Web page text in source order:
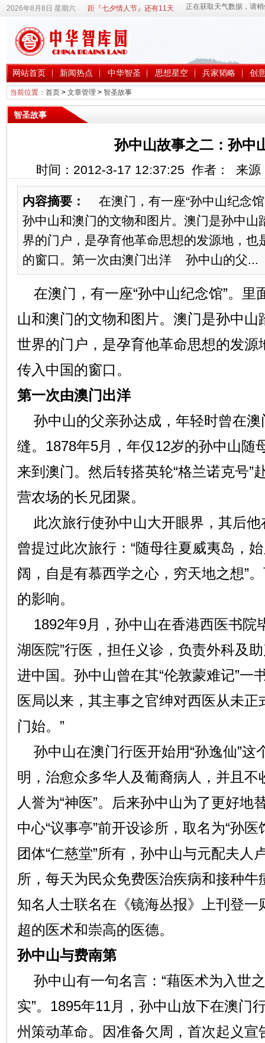
2026年8月8日 星期六 距『七夕情人节』还有11天
网站首页 新闻热点 中华智圣 思想星空 兵家韬略 创
当前位置： 首页> 文章管理 > 智圣故事
智圣故事
孙中山故事之二：孙中
时间：2012-3-17 12:37:25 作者： 来
内容摘要：
在澳门，有一座“孙中山纪念
孙中山和澳门的文物和图片。澳门是孙中山
界的门户，是孕育他革命思想的发源地，也
的窗口。第一次由澳门出洋 孙中山的父...
在澳门，有一座“孙中山纪念馆”。里
山和澳门的文物和图片。澳门是孙中山
世界的门户，是孕育他革命思想的发源
传入中国的窗口。
第一次由澳门出洋
孙中山的父亲孙达成，年轻时曾在澳
缝。1878年5月，年仅12岁的孙中山随
来到澳门。然后转搭英轮“格兰诺克号”
营农场的长兄团聚。
此次旅行使孙中山大开眼界，其后他
曾提过此次旅行：“随母往夏威夷岛，
阔，自是有慕西学之心，穷天地之想”
的影响。
1892年9月，孙中山在香港西医书院
湖医院”行医，担任义诊，负责外科及
进中国。孙中山曾在其“伦敦蒙难记”一
医局以来，其主事之官绅对西医从未
门始。”
孙中山在澳门行医开始用“孙逸仙”这
明，治愈众多华人及葡裔病人，并且不
人誉为“神医”。后来孙中山为了更好地
中心“议事亭”前开设诊所，取名为“孙
团体“仁慈堂”所有，孙中山与元配夫人
所，每天为民众免费医治疾病和接种牛
知名人士联名在《镜海丛报》上刊登一
超的医术和崇高的医德。
孙中山与费南第
孙中山有一句名言：“藉医术为入世
实”。1895年11月，孙中山放下在澳门
州策动革命。因准备欠周，首次起义宣